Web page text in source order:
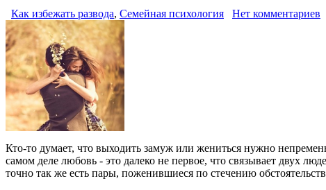
Как избежать развода, Семейная психология Нет комментариев
Кто-то думает, что выходить замуж или жениться нужно
самом деле любовь - это далеко не первое, что связывает двух
точно так же есть пары, поженившиеся по стечению